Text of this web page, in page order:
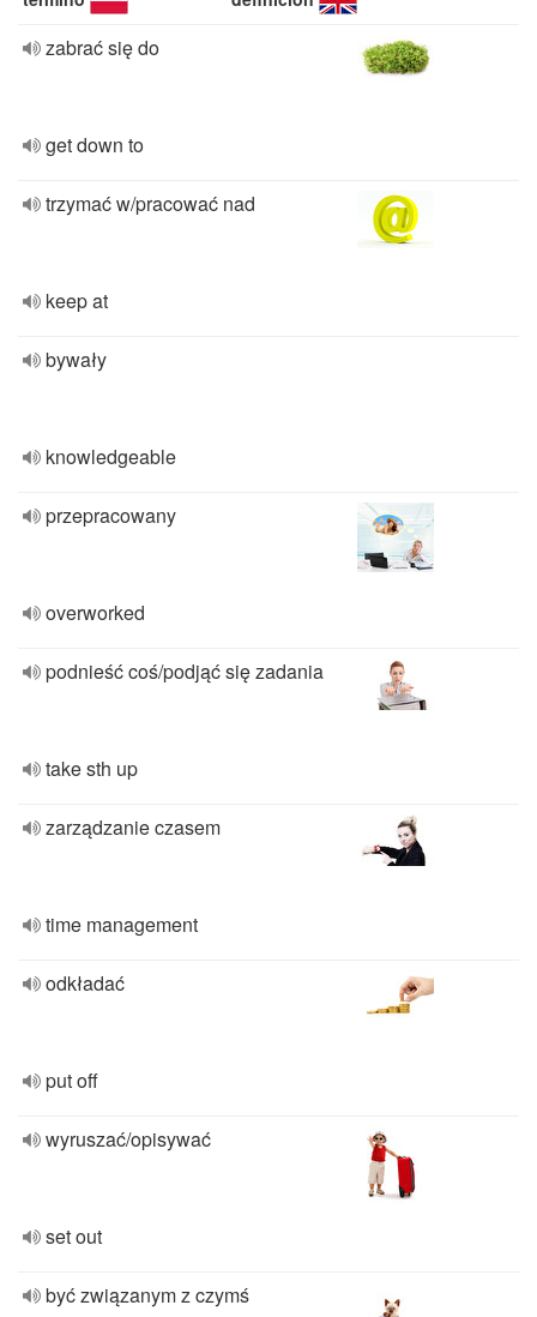
zabrać się do
get down to
trzymać w/pracować nad
keep at
bywały
knowledgeable
przepracowany
overworked
podnieść coś/podjąć się zadania
take sth up
zarządzanie czasem
time management
odkładać
put off
wyruszać/opisywać
set out
być związanym z czymś